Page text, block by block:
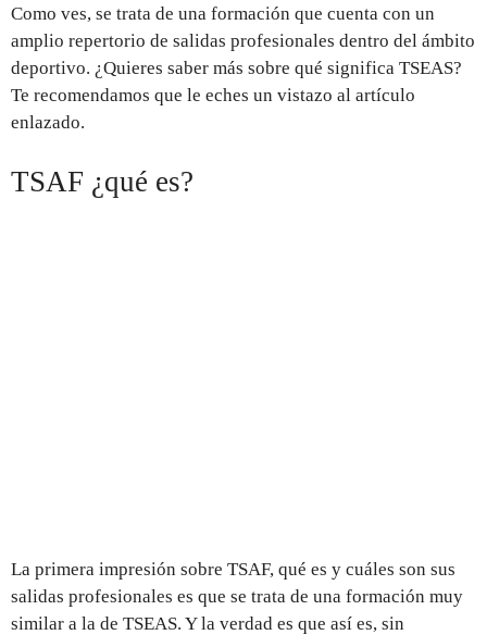
Como ves, se trata de una formación que cuenta con un
amplio repertorio de salidas profesionales dentro del ámbito
deportivo. ¿Quieres saber más sobre qué significa TSEAS?
Te recomendamos que le eches un vistazo al artículo
enlazado.
TSAF ¿qué es?
La primera impresión sobre TSAF, qué es y cuáles son sus
salidas profesionales es que se trata de una formación muy
similar a la de TSEAS. Y la verdad es que así es, sin